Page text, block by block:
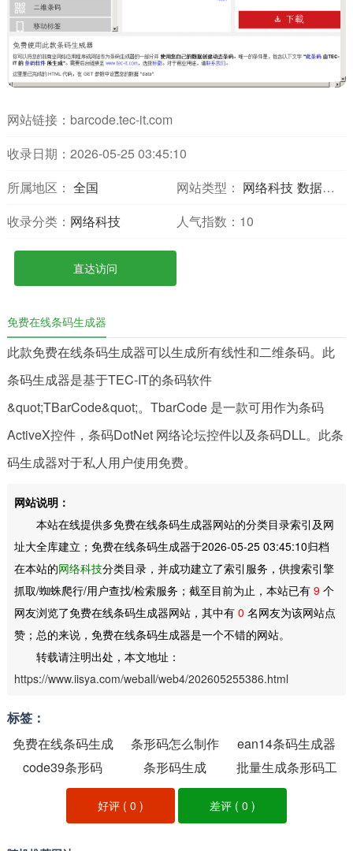
网站链接： barcode.tec-it.com
收录日期：2026-05-25 03:45:10
所属地区： 全国 网站类型： 网络科技 数据分析
收录分类： 网络科技 人气指数： 10
直达访问
免费在线条码生成器
此款免费在线条码生成器可以生成所有线性和二维条码。此
条码生成器是基于TEC-IT的条码软件
&quot;TBarCode&quot;。TbarCode 是一款可用作为条码
ActiveX控件，条码DotNet 网络论坛控件以及条码DLL。此条
码生成器对于私人用户使用免费。
网站说明：
本站在线提供多免费在线条码生成器网站的分类目录索引及网
址大全库建立；免费在线条码生成器于2026-05-25 03:45:10归档
在本站的网络科技分类目录，并成功建立了索引服务，供搜索引擎
抓取/蜘蛛爬行/用户查找/检索服务；截至目前为止，本站已有 9个
网友浏览了免费在线条码生成器网站，其中有 0 名网友为该网站点
赞；总的来说，免费在线条码生成器是一个不错的网站。
转载请注明出处，本文地址：
https://www.iisya.com/weball/web4/202605255386.html
标签：
免费在线条码生成
器
条形码怎么制作
ean14条码生成器
code39条形码
条形码生成
批量生成条形码工
具
好评 (0 ) 差评 ( 0 )